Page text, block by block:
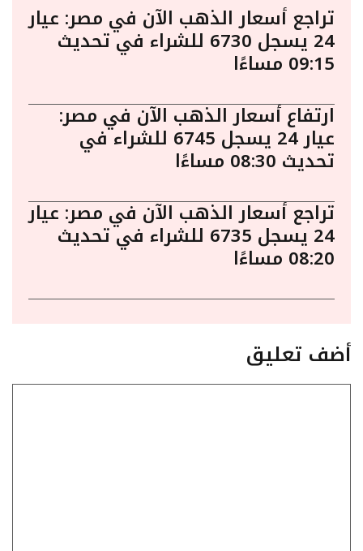
تراجع أسعار الذهب الآن في مصر: عيار
24 يسجل 6730 للشراء في تحديث
09:15 مساءًا
ارتفاع أسعار الذهب الآن في مصر:
عيار 24 يسجل 6745 للشراء في
تحديث 08:30 مساءًا
تراجع أسعار الذهب الآن في مصر: عيار
24 يسجل 6735 للشراء في تحديث
08:20 مساءًا
أضف تعليق